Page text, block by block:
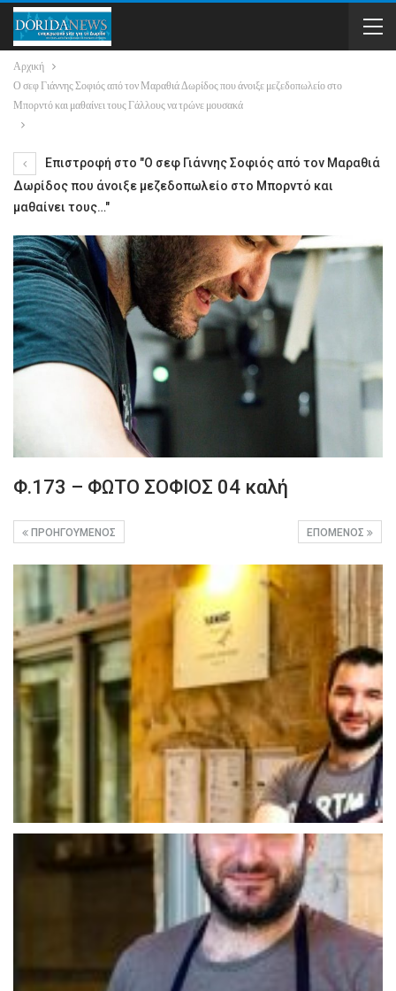
Αρχική
Ο σεφ Γιάννης Σοφιός από τον Μαραθιά Δωρίδος που άνοιξε μεζεδοπωλείο στο
Μπορντό και μαθαίνει τους Γάλλους να τρώνε μουσακά
Επιστροφή στο "Ο σεφ Γιάννης Σοφιός από τον Μαραθιά
Δωρίδος που άνοιξε μεζεδοπωλείο στο Μπορντό και
μαθαίνει τους…"
Φ.173 – ΦΩΤΟ ΣΟΦΙΟΣ 04 καλή
ΕΠΌΜΕΝΟΣ
ΠΡΟΗΓΟΎΜΕΝΟΣ